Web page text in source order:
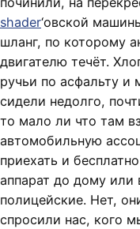
shader‘овской
шланг, по которому
двигателю течёт.
ручьи по асфальту
сидели недолго,
то мало ли что там
автомобильную
приехать и
аппарат до дому или
полицейские. Нет,
спросили нас, кого